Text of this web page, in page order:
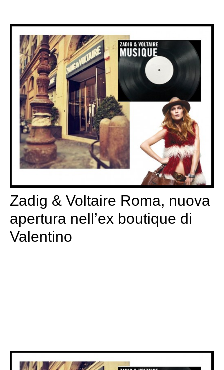
Zadig & Voltaire Roma, nuova
apertura nell’ex boutique di
Valentino